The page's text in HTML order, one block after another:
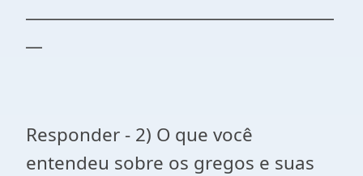
Responder - 2) O que você
entendeu sobre os gregos e suas